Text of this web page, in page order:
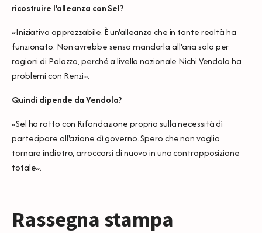
ricostruire l'alleanza con Sel?
«Iniziativa apprezzabile. È un'alleanza che in tante realtà ha
funzionato. Non avrebbe senso mandarla all'aria solo per
ragioni di Palazzo, perché a livello nazionale Nichi Vendola ha
problemi con Renzi».
Quindi dipende da Vendola?
«Sel ha rotto con Rifondazione proprio sulla necessità dì
partecipare all'azione dì governo. Spero che non voglia
tornare indietro, arroccarsi di nuovo in una contrapposizione
totale».
Rassegna stampa